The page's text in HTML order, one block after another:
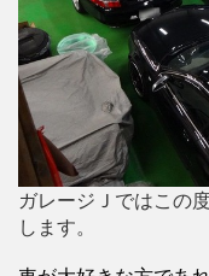
ガレージＪではこの
します。